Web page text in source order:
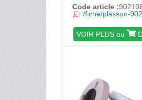
Code article :
/fiche/plasson-
VOIR PLUS ou